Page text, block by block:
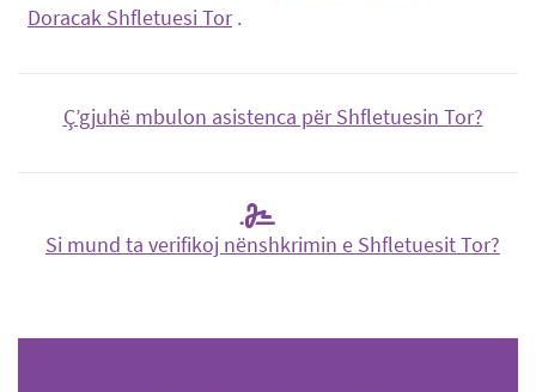
Doracak Shfletuesi Tor.
Ç’gjuhë mbulon asistenca për Shfletuesin Tor?
Si mund ta verifikoj nënshkrimin e Shfletuesit Tor?